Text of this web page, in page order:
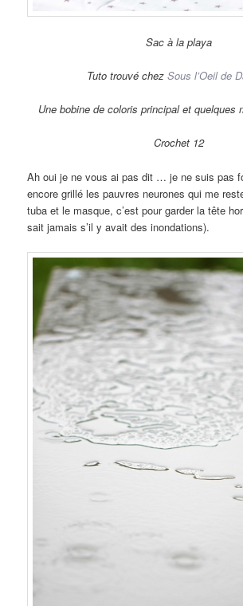
Sac à la playa
Tuto trouvé chez Sous l’Oeil de
Une bobine de coloris principal et quelques
Crochet 12
Ah oui je ne vous ai pas dit … je ne suis pas
encore grillé les pauvres neurones qui me
tuba et le masque, c’est pour garder la tête
sait jamais s’il y avait des inondations).